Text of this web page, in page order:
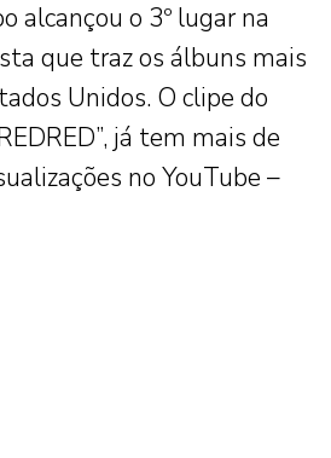
alcançou o 3º lugar na
que traz os álbuns mais
Unidos. O clipe do
já tem mais de
no YouTube –